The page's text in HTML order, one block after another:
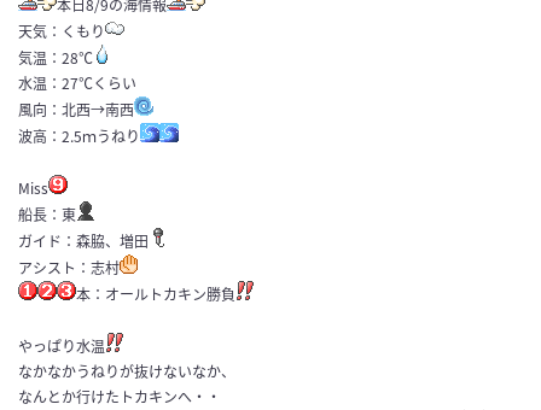
本日8/9の海情報
天気：くもり
気温：28℃
水温：27℃くらい
風向：北西→南西
波高：2.5ｍうねり
Miss
船長：東
ガイド：森脇、増田
アシスト：志村
本：オールトカキン勝負
やっぱり水温
なかなかうねりが抜けないなか、
なんとか行けたトカキンへ・・